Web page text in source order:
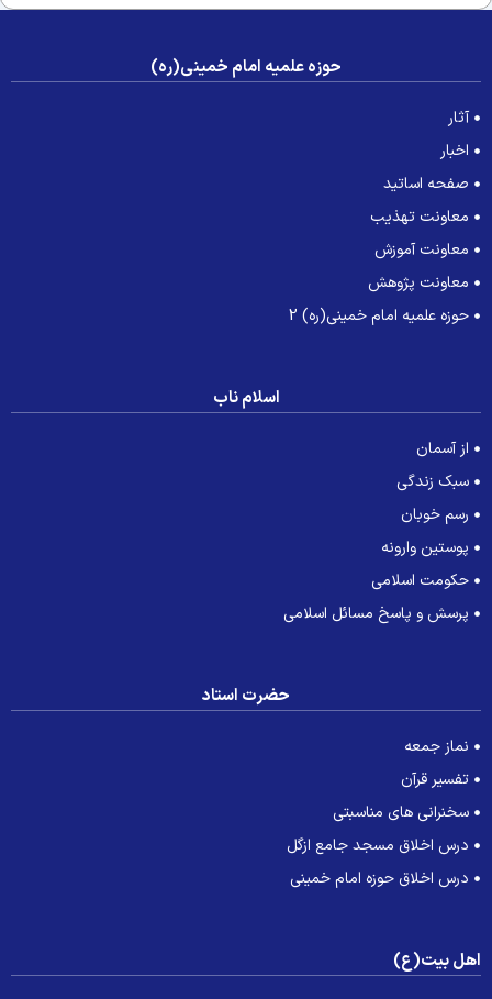
حوزه علمیه امام خمینی(ره)
آثار
اخبار
صفحه اساتید
معاونت تهذیب
معاونت آموزش
معاونت پژوهش
حوزه علمیه امام خمینی(ره) 2
اسلام ناب
از آسمان
سبک زندگی
رسم خوبان
پوستین وارونه
حکومت اسلامی
پرسش و پاسخ مسائل اسلامی
حضرت استاد
نماز جمعه
تفسیر قرآن
سخنرانی های مناسبتی
درس اخلاق مسجد جامع ازگل
درس اخلاق حوزه امام خمینی
بیت(ع)